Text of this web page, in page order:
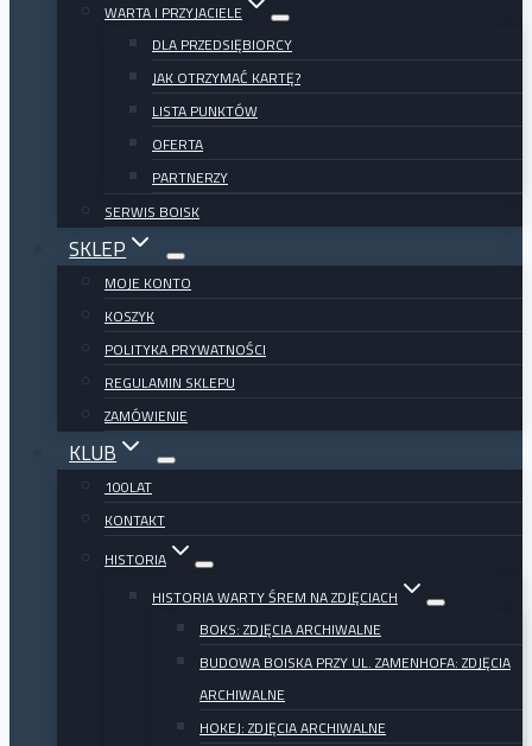
WARTA I PRZYJACIELE
DLA PRZEDSIĘBIORCY
JAK OTRZYMAĆ KARTĘ?
LISTA PUNKTÓW
OFERTA
PARTNERZY
SERWIS BOISK
SKLEP
MOJE KONTO
KOSZYK
POLITYKA PRYWATNOŚCI
REGULAMIN SKLEPU
ZAMÓWIENIE
KLUB
100LAT
KONTAKT
HISTORIA
HISTORIA WARTY ŚREM NA ZDJĘCIACH
BOKS: ZDJĘCIA ARCHIWALNE
BUDOWA BOISKA PRZY UL. ZAMENHOFA: ZDJĘCIA
ARCHIWALNE
HOKEJ: ZDJĘCIA ARCHIWALNE